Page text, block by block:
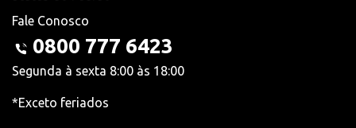
Fale Conosco
0800 777 6423
Segunda à sexta 8:00 às 18:00
*Exceto feriados